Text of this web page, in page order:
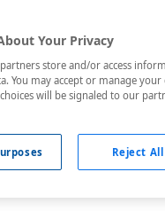
Hoteles
07/08/2026 - 08/08/
Your Privacy
store and/or access
You may accept or manage
choices will be signaled to our
Reject All